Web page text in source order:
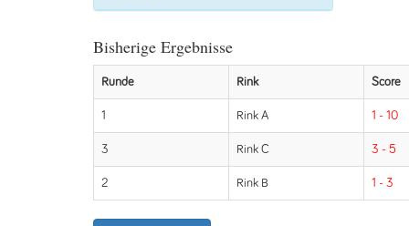
Bisherige Ergebnisse
Runde Rink Score
1 Rink A 1 - 10
3 Rink C 3 - 5
2 Rink B 1 - 3